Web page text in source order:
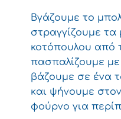
Βγάζουμε το
στραγγίζουμε τα
κοτόπουλου από
πασπαλίζουμε με
βάζουμε σε ένα
και ψήνουμε
φούρνο για